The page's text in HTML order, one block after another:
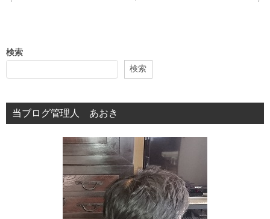
ビ
シ
ョ
検索
検索
当ブログ管理人 あおき